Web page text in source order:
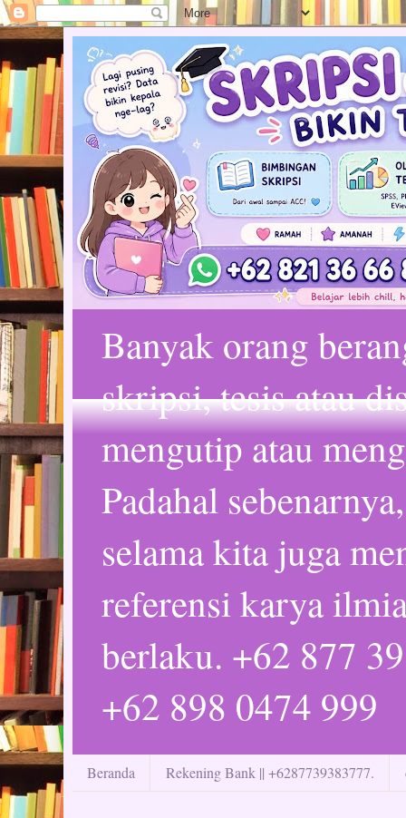
Banyak orang
skripsi, tesis atau
mengutip atau
Padahal
selama kita juga
referensi karya
berlaku. +62 877
+62 898 0474 999
Beranda Rekening Bank || +6287739383777.